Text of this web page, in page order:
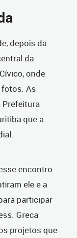
depois da
da
onde
As
que a
encontro
ele e a
participar
Greca
projetos que